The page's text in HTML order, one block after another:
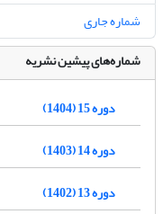
شماره جاری
شماره‌های پیشین نشریه
دوره 15 (1404)
دوره 14 (1403)
دوره 13 (1402)